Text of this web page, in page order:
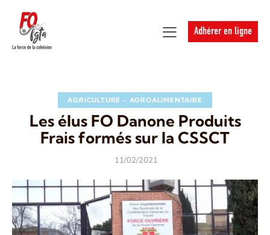
Adhérer en ligne
AGRICULTURE - AGROALIMENTAIRE
Les élus FO Danone Produits
Frais formés sur la CSSCT
11/02/2021